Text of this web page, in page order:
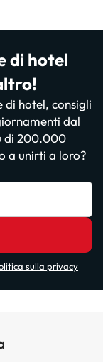
di hotel
hotel, consigli
dal
di 200.000
a unirti a loro?
sulla privacy